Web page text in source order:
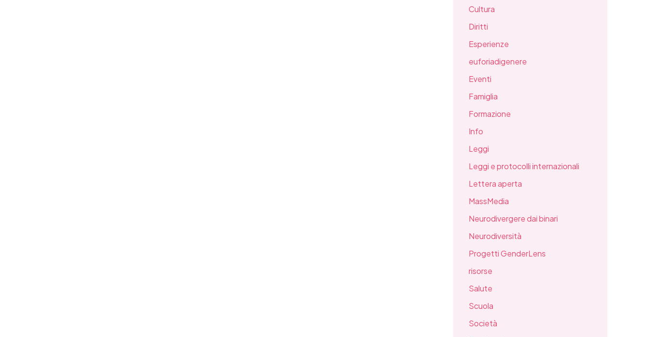
Cultura
Diritti
Esperienze
euforiadigenere
Eventi
Famiglia
Formazione
Info
Leggi
Leggi e protocolli internazionali
Lettera aperta
MassMedia
Neurodivergere dai binari
Neurodiversità
Progetti GenderLens
risorse
Salute
Scuola
Società